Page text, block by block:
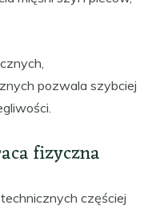
pozwala szybciej
fizyczna
częściej